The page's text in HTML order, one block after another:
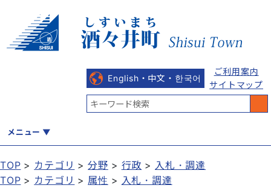
English・中文・한국어
ご利用案内
サイトマップ
メニュー
くらし 健康・福祉 教育・文化
TOP カテゴリ 分野 行政
入札・調達
TOP
カテゴリ 属性
入札・調達